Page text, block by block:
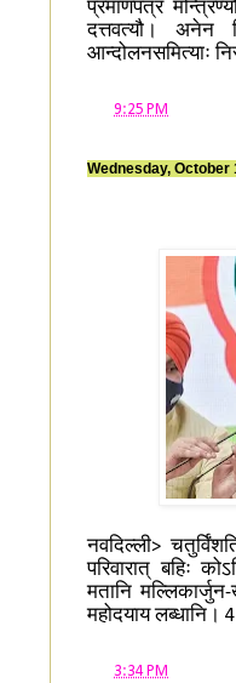
प्रमाणपत्रं
दत्तवत्यौ। अनेन
आन्दोलनसमित्याः
9:25 PM
Wednesday, October
नवदिल्ली>
परिवारात् बहिः
मतानि
महोदयाय लब्धानि।
3:34 PM